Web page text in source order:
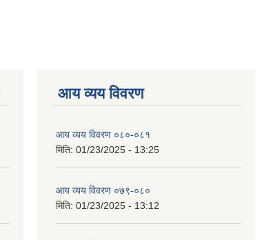
आय व्यय विवरण
आय व्यय विवरण ०८०-०८१
मिति: 01/23/2025 - 13:25
आय व्यय विवरण ०७९-०८०
मिति: 01/23/2025 - 13:12